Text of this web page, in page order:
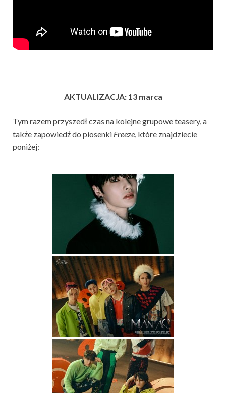
AKTUALIZACJA: 13 marca
Tym razem przyszedł czas na kolejne grupowe teasery, a
także zapowiedź do piosenki Freeze , które znajdziecie
poniżej: